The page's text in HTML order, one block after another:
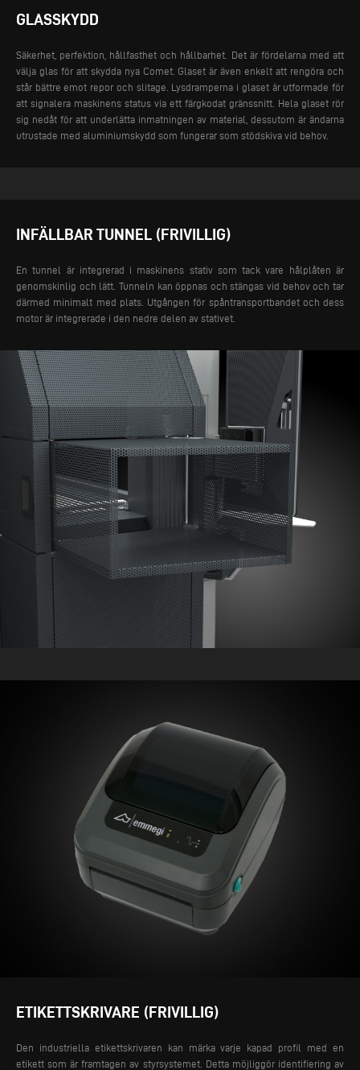
GLASSKYDD
Säkerhet, perfektion, hållfasthet och hållbarhet. Det är fördelarna med att
välja glas för att skydda nya Comet. Glaset är även enkelt att rengöra och
står bättre emot repor och slitage. Lysdramperna i glaset är utformade för
att signalera maskinens status via ett färgkodat gränssnitt. Hela glaset rör
sig nedåt för att underlätta inmatningen av material, dessutom är ändarna
utrustade med aluminiumskydd som fungerar som stödskiva vid behov.
INFÄLLBAR TUNNEL (FRIVILLIG)
En tunnel är integrerad i maskinens stativ som tack vare hålplåten är
genomskinlig och lätt. Tunneln kan öppnas och stängas vid behov och tar
därmed minimalt med plats. Utgången för spåntransportbandet och dess
motor är integrerade i den nedre delen av stativet.
ETIKETTSKRIVARE (FRIVILLIG)
Den industriella etikettskrivaren kan märka varje kapad profil med en
etikett som är framtagen av styrsystemet. Detta möjliggör identifiering av